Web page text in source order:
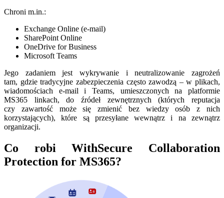
Chroni m.in.:
Exchange Online (e-mail)
SharePoint Online
OneDrive for Business
Microsoft Teams
Jego zadaniem jest wykrywanie i neutralizowanie zagrożeń
tam, gdzie tradycyjne zabezpieczenia często zawodzą – w plikach,
wiadomościach e-mail i Teams, umieszczonych na platformie
MS365 linkach, do źródeł zewnętrznych (których reputacja
czy zawartość może się zmienić bez wiedzy osób z nich
korzystających), które są przesyłane wewnątrz i na zewnątrz
organizacji.
Co robi WithSecure Collaboration
Protection for MS365?